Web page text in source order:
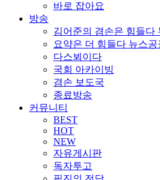
바로 잡아요
방송
김어준의 겸손은 힘들다
요약은 더 힘들다 뉴스공
다스뵈이다
국회 아카이빙
겸손 보도국
종료방송
커뮤니티
BEST
HOT
NEW
자유게시판
독자투고